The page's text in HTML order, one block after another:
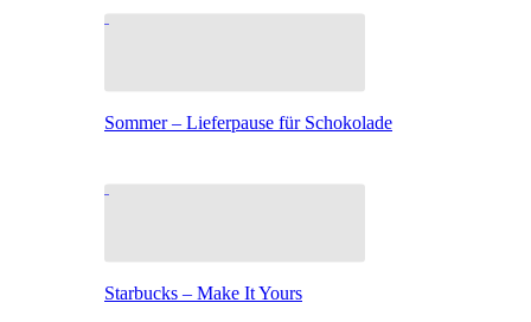
Sommer – Lieferpause für Schokolade
Starbucks – Make It Yours